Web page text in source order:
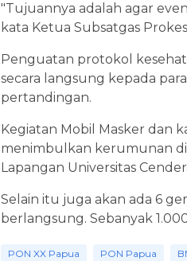
"Tujuannya adalah agar
kata Ketua Subsatgas
Penguatan protokol
secara langsung kepada
pertandingan.
Kegiatan Mobil Masker dan
menimbulkan kerumunan di
Lapangan Universitas
Selain itu juga akan ada 6
berlangsung. Sebanyak
PON XX Papua PON Papua